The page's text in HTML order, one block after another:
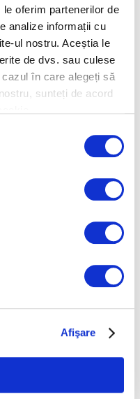
oferim partenerilor de
analize informații cu
ul nostru. Aceștia le
de dvs. sau culese
în care alegeți să
sunteți de acord
Afişare